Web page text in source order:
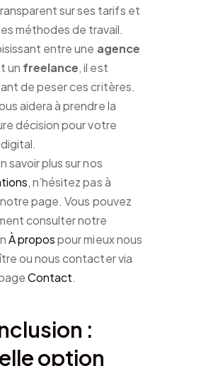
sur ses tarifs et
méthodes de travail.
entre une agence
un freelance, il est
de peser ces critères.
aidera à prendre la
décision pour votre
savoir plus sur nos
, n’hésitez pas à
page. Vous pouvez
consulter notre
À propospour mieux nous
ou nous contacter via
Contact.
:
option